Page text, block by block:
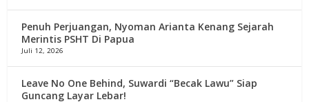
Penuh Perjuangan, Nyoman Arianta Kenang Sejarah
Merintis PSHT Di Papua
Juli 12, 2026
Leave No One Behind, Suwardi “Becak Lawu” Siap
Guncang Layar Lebar!